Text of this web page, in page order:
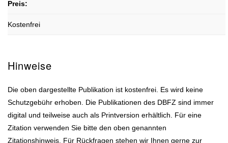
Preis:
Kostenfrei
Hinweise
Die oben dargestellte Publikation ist kostenfrei. Es wird keine
Schutzgebühr erhoben. Die Publikationen des DBFZ sind immer
digital und teilweise auch als Printversion erhältlich. Für eine
Zitation verwenden Sie bitte den oben genannten
Zitationshinweis. Für Rückfragen stehen wir Ihnen gerne zur